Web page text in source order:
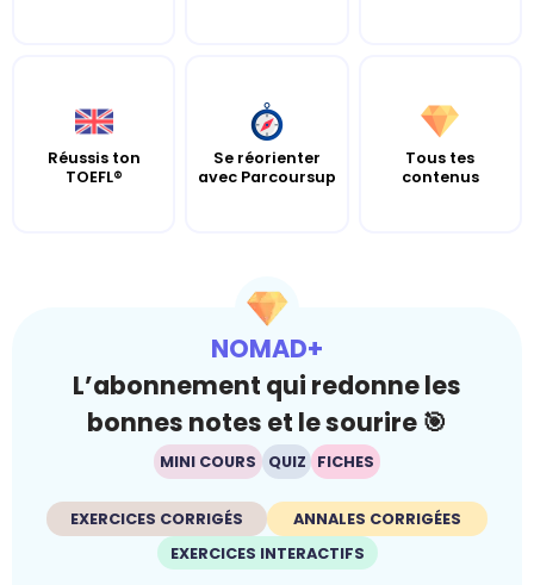
Réussis ton
TOEFL®
Se réorienter
avec Parcoursup
Tous tes
contenus
NOMAD+
L’abonnement qui redonne les
bonnes notes et le sourire 🎯
MINI COURS QUIZ FICHES
EXERCICES CORRIGÉS
ANNALES CORRIGÉES
EXERCICES INTERACTIFS